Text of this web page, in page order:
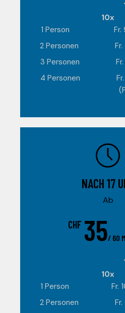
1
10x
1 Person Fr.
2 Personen Fr.
3 Personen Fr.
4 Personen Fr.
NACH 17
Ab
CHF 35/ 60
1
10x
1 Person Fr.
2 Personen Fr.